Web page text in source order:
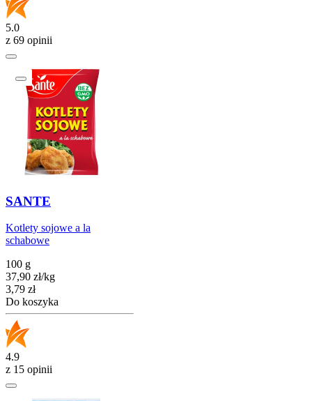
5.0
z 69 opinii
SANTE
Kotlety sojowe a la
schabowe
100 g
37,90 zł/kg
Cena
3,79 zł
Do koszyka
4.9
z 15 opinii